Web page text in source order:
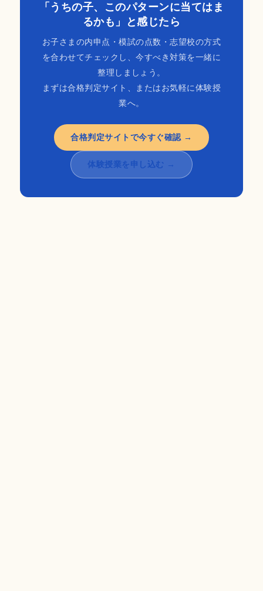
「うちの子、このパターンに当てはま
るかも」と感じたら
お子さまの内申点・模試の点数・志望校の方式
を合わせてチェックし、今すべき対策を一緒に
整理しましょう。
まずは合格判定サイト、またはお気軽に体験授
業へ。
合格判定サイトで今すぐ確認 →
体験授業を申し込む →